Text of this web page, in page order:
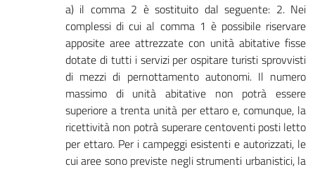
a) il comma 2 è sostituito dal seguente: 2. Nei
complessi di cui al comma 1 è possibile riservare
apposite aree attrezzate con unità abitative fisse
dotate di tutti i servizi per ospitare turisti sprovvisti
di mezzi di pernottamento autonomi. Il numero
massimo di unità abitative non potrà essere
superiore a trenta unità per ettaro e, comunque, la
ricettività non potrà superare centoventi posti letto
per ettaro. Per i campeggi esistenti e autorizzati, le
cui aree sono previste negli strumenti urbanistici, la